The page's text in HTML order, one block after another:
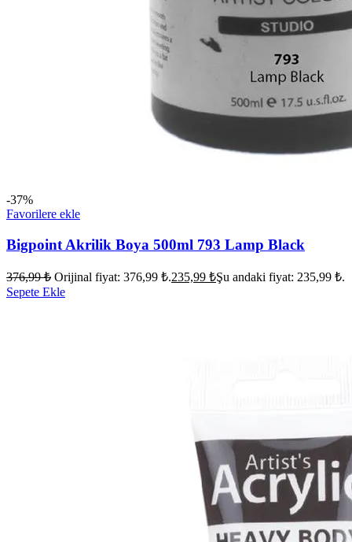
-37%
Favorilere ekle
Bigpoint Akrilik Boya 500ml 793 Lamp Black
376,99₺ Orijinal fiyat: 376,99 ₺.235,99 ₺Şu andaki fiyat: 235,99 ₺.
Sepete Ekle